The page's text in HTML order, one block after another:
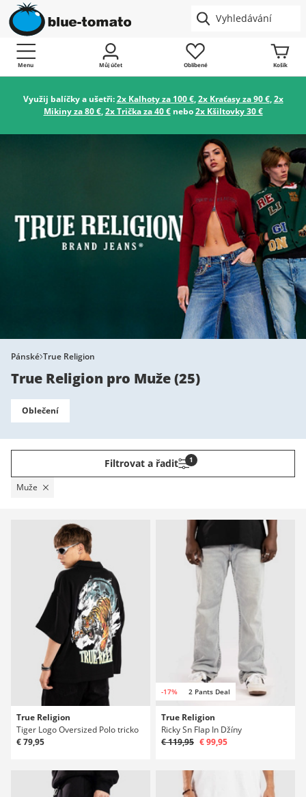
Menu Můj účet Oblíbené Košík
Využij balíčky a ušetři:2x Kalhoty za 100 €,2x Kraťasy za 90 €,2x
Mikiny za 80 €,2x Trička za 40 €nebo2x Kšiltovky 30 €
Pánské True Religion
True Religion pro Muže(25)
Oblečení
Filtrovat a řadit 1
Muže
True Religion
Tiger Logo Oversized Polo tricko
€ 79,95
-17% 2 Pants Deal
True Religion
Ricky Sn Flap In Džíny
€ 119,95 € 99,95